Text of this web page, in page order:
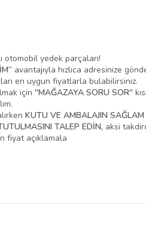
otomobil yedek parçaları!
avantajıyla hızlıca adresinize
en uygun fiyatlarla bulabilirsiniz.
için ''MAĞAZAYA SORU SOR''
KUTU VE AMBALAJIN
TALEP EDİN, aksi
fiyat açıklamala